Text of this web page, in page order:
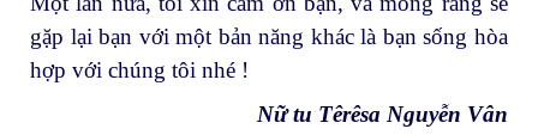
gặp lại bạn với một bản năng khác là bạn sống hòa
hợp với chúng tôi nhé !
Nữ tu Têrêsa Nguyễn Vân